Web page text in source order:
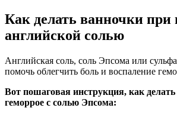
Как делать ванночки при
английской солью
Английская соль, соль Эпсома или
помочь облегчить боль и воспаление
Вот пошаговая инструкция, как
геморрое с солью Эпсома: